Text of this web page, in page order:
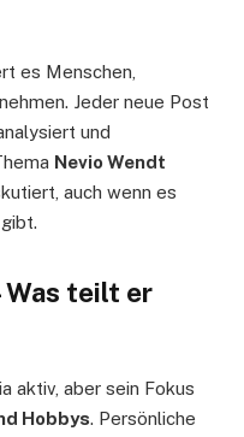
es Menschen,
Jeder neue Post
und
Nevio Wendt
auch wenn es
Was teilt er
aktiv, aber sein Fokus
Hobbys. Persönliche